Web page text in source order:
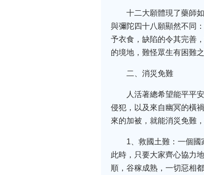
十二大願體現了藥師
與彌陀四十八願顯然不同
予衣食，缺陷的令其完善
的境地，難怪眾生有困難
二、消災免難
人活著總希望能平平
侵犯，以及來自幽冥的橫
來的加被，就能消災免難，
1、救國土難：一個國
此時，只要大家齊心協力
順，谷稼成熟，一切惡相都